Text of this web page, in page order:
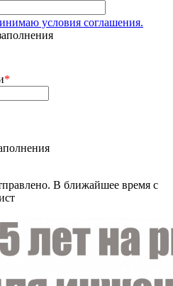
условия соглашения.
*
В ближайшее время с